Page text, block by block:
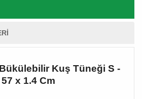
Kuş Tüneği S -
57 x 1.4 Cm